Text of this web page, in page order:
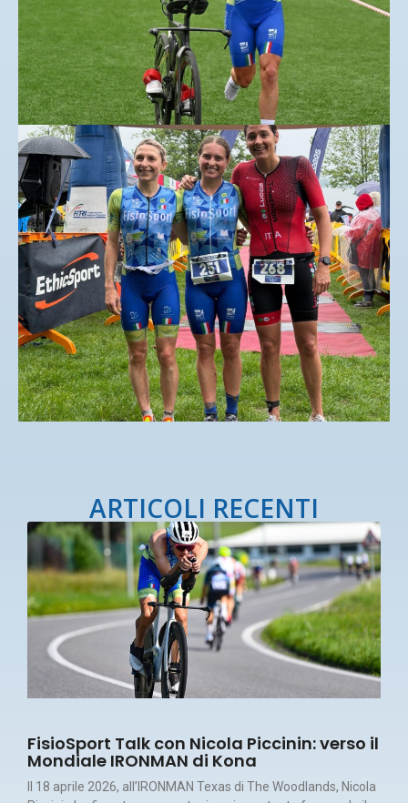
ARTICOLI RECENTI
FisioSport Talk con Nicola Piccinin: verso il
Mondiale IRONMAN di Kona
Il 18 aprile 2026, all’IRONMAN Texas di The Woodlands, Nicola